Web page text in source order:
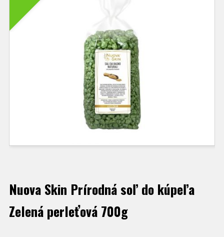
Nuova Skin Prírodná soľ do kúpeľa
Zelená perleťová 700g